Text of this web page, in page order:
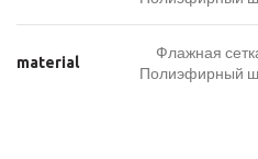
material
Флажная
Полиэфирный